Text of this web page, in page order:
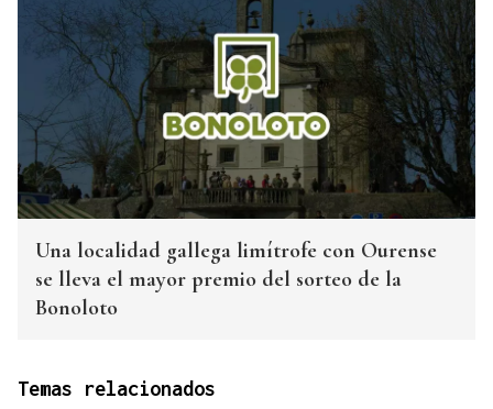
Una localidad gallega limítrofe con Ourense
se lleva el mayor premio del sorteo de la
Bonoloto
Temas relacionados